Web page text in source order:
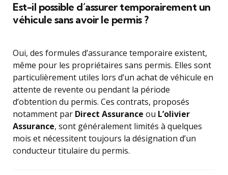
Est-il possible d’assurer temporairement un
véhicule sans avoir le permis ?
Oui, des formules d’assurance temporaire existent,
même pour les propriétaires sans permis. Elles sont
particulièrement utiles lors d’un achat de véhicule en
attente de revente ou pendant la période
d’obtention du permis. Ces contrats, proposés
notamment par Direct Assurance ou L’olivier
Assurance, sont généralement limités à quelques
mois et nécessitent toujours la désignation d’un
conducteur titulaire du permis.